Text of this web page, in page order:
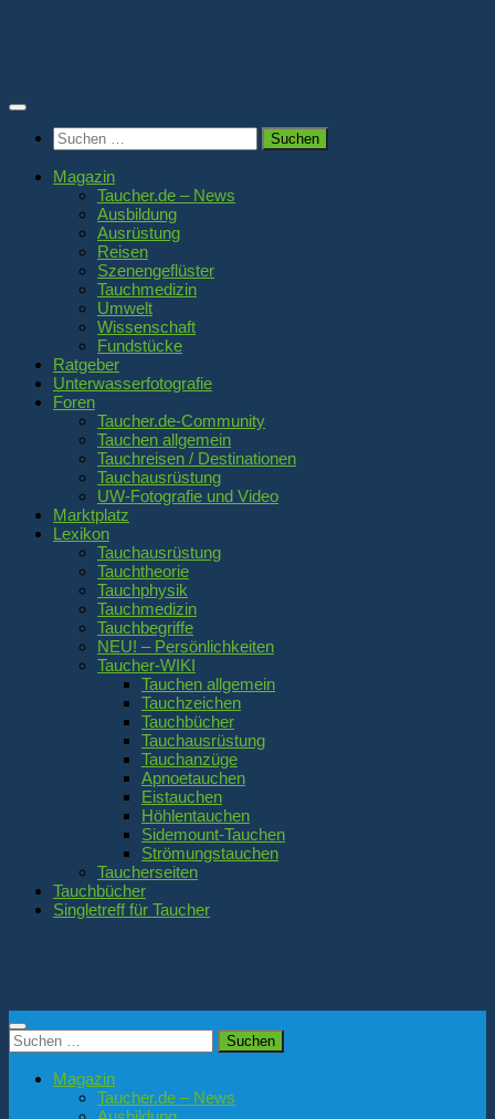
Suchen
nach:
Magazin
Taucher.de – News
Ausbildung
Ausrüstung
Reisen
Szenengeflüster
Tauchmedizin
Umwelt
Wissenschaft
Fundstücke
Ratgeber
Unterwasserfotografie
Foren
Taucher.de-Community
Tauchen allgemein
Tauchreisen / Destinationen
Tauchausrüstung
UW-Fotografie und Video
Marktplatz
Lexikon
Tauchausrüstung
Tauchtheorie
Tauchphysik
Tauchmedizin
Tauchbegriffe
NEU! – Persönlichkeiten
Taucher-WIKI
Tauchen allgemein
Tauchzeichen
Tauchbücher
Tauchausrüstung
Tauchanzüge
Apnoetauchen
Eistauchen
Höhlentauchen
Sidemount-Tauchen
Strömungstauchen
Taucherseiten
Tauchbücher
Singletreff für Taucher
Suchen
nach:
Magazin
Taucher.de – News